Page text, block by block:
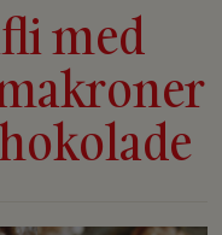
med